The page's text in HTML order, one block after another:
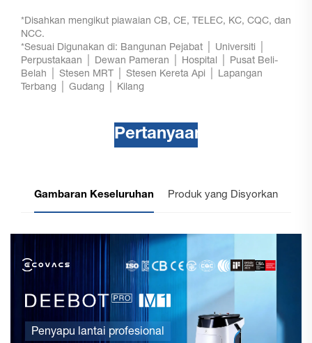
*Disahkan mengikut piawaian CB, CE, TELEC, KC, CQC, dan
NCC.
*Sesuai Digunakan di: Bangunan Pejabat │ Universiti │
Perpustakaan │ Dewan Pameran │ Hospital │ Pusat Beli-
Belah │ Stesen MRT │ Stesen Kereta Api │ Lapangan
Terbang │ Gudang │ Kilang
Pertanyaan
Gambaran Keseluruhan Produk yang Disyorkan
Penyapu lantai profesional